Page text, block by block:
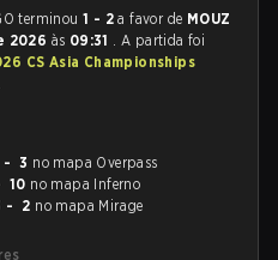
terminou1 - 2 a favor de MOUZ
2026 às 09:31 . A partida foi
CS Asia Championships
- 3 no mapa Overpass
10 no mapa Inferno
- 2 no mapa Mirage